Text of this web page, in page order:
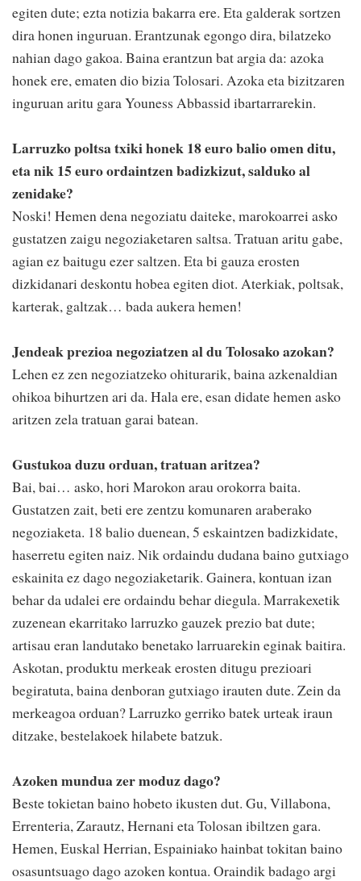
egiten dute; ezta notizia bakarra ere. Eta galderak sortzen
dira honen inguruan. Erantzunak egongo dira, bilatzeko
nahian dago gakoa. Baina erantzun bat argia da: azoka
honek ere, ematen dio bizia Tolosari. Azoka eta bizitzaren
inguruan aritu gara Youness Abbassid ibartarrarekin.
Larruzko poltsa txiki honek 18 euro balio omen ditu,
eta nik 15 euro ordaintzen badizkizut, salduko al
zenidake?
Noski! Hemen dena negoziatu daiteke, marokoarrei asko
gustatzen zaigu negoziaketaren saltsa. Tratuan aritu gabe,
agian ez baitugu ezer saltzen. Eta bi gauza erosten
dizkidanari deskontu hobea egiten diot. Aterkiak, poltsak,
karterak, galtzak… bada aukera hemen!
Jendeak prezioa negoziatzen al du Tolosako azokan?
Lehen ez zen negoziatzeko ohiturarik, baina azkenaldian
ohikoa bihurtzen ari da. Hala ere, esan didate hemen asko
aritzen zela tratuan garai batean.
Gustukoa duzu orduan, tratuan aritzea?
Bai, bai… asko, hori Marokon arau orokorra baita.
Gustatzen zait, beti ere zentzu komunaren araberako
negoziaketa. 18 balio duenean, 5 eskaintzen badizkidate,
haserretu egiten naiz. Nik ordaindu dudana baino gutxiago
eskainita ez dago negoziaketarik. Gainera, kontuan izan
behar da udalei ere ordaindu behar diegula. Marrakexetik
zuzenean ekarritako larruzko gauzek prezio bat dute;
artisau eran landutako benetako larruarekin eginak baitira.
Askotan, produktu merkeak erosten ditugu prezioari
begiratuta, baina denboran gutxiago irauten dute. Zein da
merkeagoa orduan? Larruzko gerriko batek urteak iraun
ditzake, bestelakoek hilabete batzuk.
Azoken mundua zer moduz dago?
Beste tokietan baino hobeto ikusten dut. Gu, Villabona,
Errenteria, Zarautz, Hernani eta Tolosan ibiltzen gara.
Hemen, Euskal Herrian, Espainiako hainbat tokitan baino
osasuntsuago dago azoken kontua. Oraindik badago argi